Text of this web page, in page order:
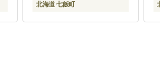
北海道 七飯町